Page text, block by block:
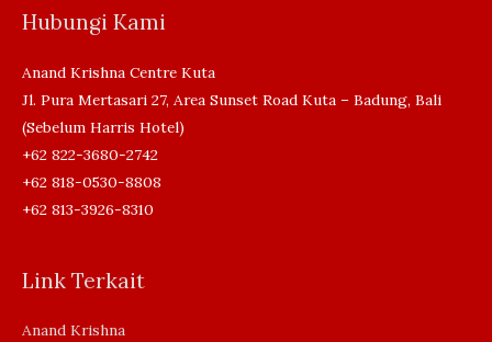
Hubungi Kami
Anand Krishna Centre Kuta
Jl. Pura Mertasari 27, Area Sunset Road Kuta – Badung, Bali
(Sebelum Harris Hotel)
+62 822-3680-2742
+62 818-0530-8808
+62 813-3926-8310
Link Terkait
Anand Krishna